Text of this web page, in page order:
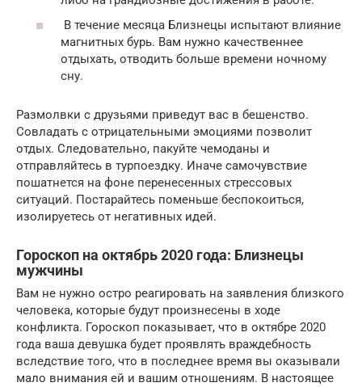
В течение месяца Близнецы испытают влияние
магнитных бурь. Вам нужно качественнее
отдыхать, отводить больше времени ночному
сну.
Размолвки с друзьями приведут вас в бешенство.
Совладать с отрицательными эмоциями позволит
отдых. Следовательно, пакуйте чемоданы и
отправляйтесь в турпоездку. Иначе самочувствие
пошатнется на фоне перенесенных стрессовых
ситуаций. Постарайтесь поменьше беспокоиться,
изолируетесь от негативных идей.
Гороскоп на октябрь 2020 года: Близнецы
мужчины
Вам не нужно остро реагировать на заявления близкого
человека, которые будут произнесены в ходе
конфликта. Гороскоп показывает, что в октябре 2020
года ваша девушка будет проявлять враждебность
вследствие того, что в последнее время вы оказывали
мало внимания ей и вашим отношениям. В настоящее